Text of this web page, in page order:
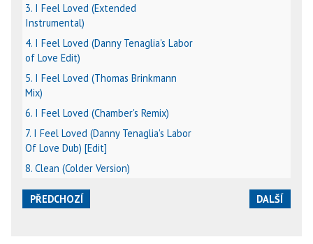
3. I Feel Loved (Extended
Instrumental)
4. I Feel Loved (Danny Tenaglia's Labor
of Love Edit)
5. I Feel Loved (Thomas Brinkmann
Mix)
6. I Feel Loved (Chamber's Remix)
7. I Feel Loved (Danny Tenaglia's Labor
Of Love Dub) [Edit]
8. Clean (Colder Version)
PŘEDCHOZÍ DALŠÍ